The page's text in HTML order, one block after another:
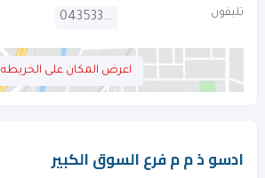
تليفون 043533992
اعرض المكان على الخريطه
ادسو ذ م م فرع السوق الكبير